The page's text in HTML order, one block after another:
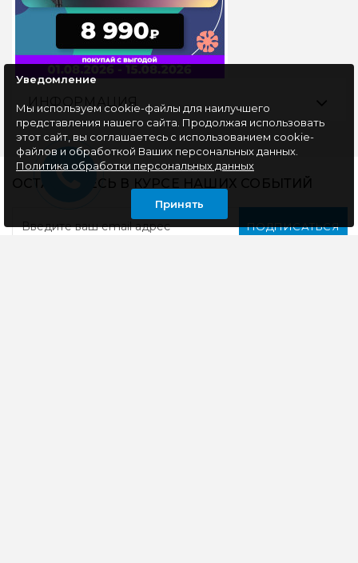
ИНФОРМАЦИЯ
ОСТАВАЙТЕСЬ В КУРСЕ НАШИХ СОБЫТИЙ
ПОДПИСАТЬСЯ
Уведомление
Мы используем cookie-файлы для наилучшего
представления нашего сайта. Продолжая использовать
этот сайт, вы соглашаетесь с использованием cookie-
файлов и обработкой Ваших персональных данных.
Политика обработки персональных данных
Принять